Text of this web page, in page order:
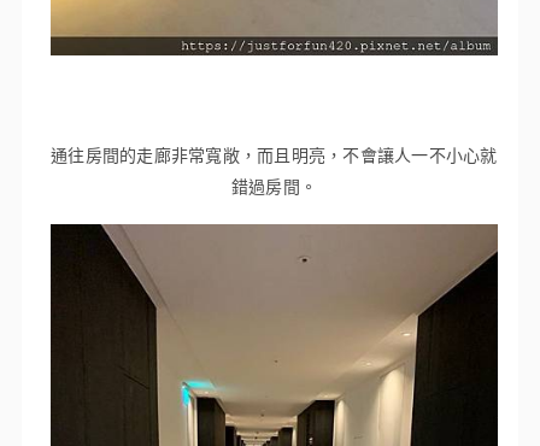
通往房間的走廊非常寬敞，而且明亮，不會讓人一不小心就
錯過房間。